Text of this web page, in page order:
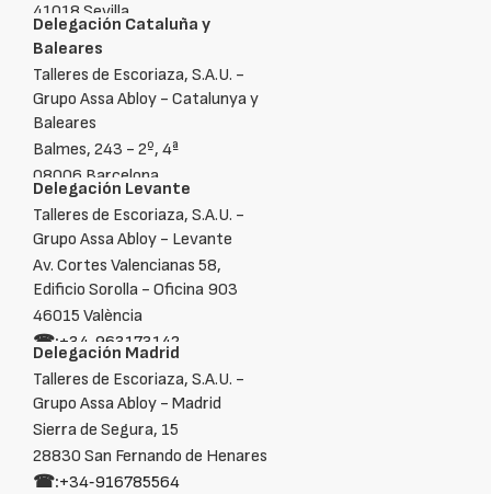
41018 Sevilla
☎: +34‑954422578
Delegación Cataluña y
Baleares
Talleres de Escoriaza, S.A.U. -
Grupo Assa Abloy - Catalunya y
Baleares
Balmes, 243 - 2º, 4ª
08006 Barcelona
+34‑933235813
Delegación Levante
Talleres de Escoriaza, S.A.U. -
Grupo Assa Abloy - Levante
Av. Cortes Valencianas 58,
Edificio Sorolla - Oficina 903
46015 València
☎:+34‑963173142
Delegación Madrid
Talleres de Escoriaza, S.A.U. -
Grupo Assa Abloy - Madrid
Sierra de Segura, 15
28830 San Fernando de Henares
☎:+34‑916785564